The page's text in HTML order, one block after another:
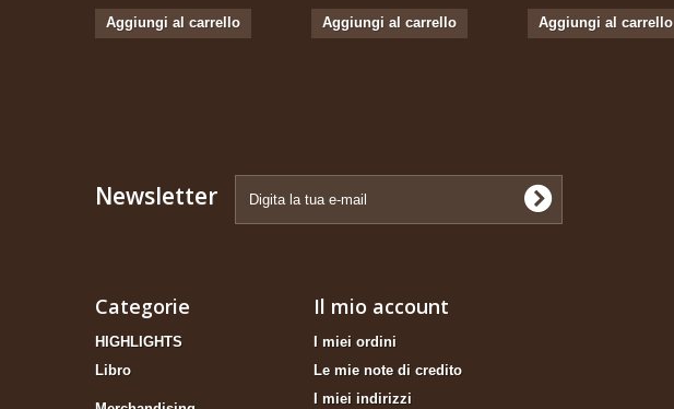
Aggiungi al carrello Aggiungi al carrello Aggiungi al carrello
Newsletter
Categorie
HIGHLIGHTS
Libro
Il mio account
I miei ordini
Le mie note di credito
I miei indirizzi